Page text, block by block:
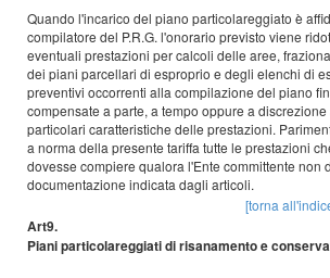
Quando l'incarico del piano particolareggiato è
compilatore del P.R.G. l'onorario previsto viene
eventuali prestazioni per calcoli delle aree,
dei piani parcellari di esproprio e degli elenchi di
preventivi occorrenti alla compilazione del piano
compensate a parte, a tempo oppure a
particolari caratteristiche delle prestazioni.
a norma della presente tariffa tutte le prestazioni
dovesse compiere qualora l'Ente committente non
documentazione indicata dagli articoli.
[torna
Art9.
Piani particolareggiati di risanamento e